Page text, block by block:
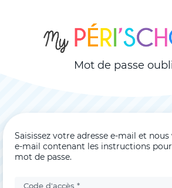
Mot de passe
Saisissez votre adresse e-mail et
e-mail contenant les instructions
mot de passe.
Code d'accès *